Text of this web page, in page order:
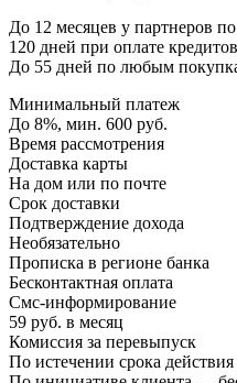
До 12 месяцев у партнеров по
120 дней при оплате
До 55 дней по любым
Минимальный платеж
До 8%, мин. 600 руб.
Время рассмотрения
Доставка карты
На дом или по почте
Срок доставки
Подтверждение дохода
Необязательно
Прописка в регионе банка
Бесконтактная оплата
Смс-информирование
59 руб. в месяц
Комиссия за перевыпуск
По истечении срока